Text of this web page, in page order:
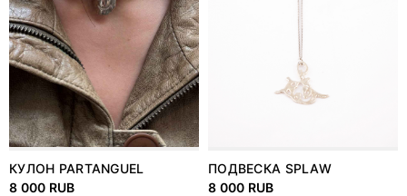
КУЛОН PARTANGUEL
8 000 RUB
ПОДВЕСКА SPLAW
8 000 RUB